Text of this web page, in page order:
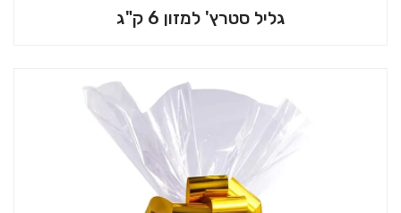
גליל סטרץ' למזון 6 ק"ג